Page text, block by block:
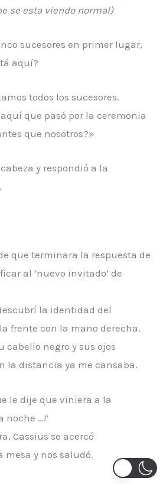
se esta viendo normal)
sucesores en primer lugar,
aquí?
todos los sucesores.
que pasó por la ceremonia
que nosotros?»
y respondió a la
que terminara la respuesta de
al ‘nuevo invitado’ de
la identidad del
frente con la mano derecha.
cabello negro y sus ojos
la distancia ya me cansaba.
le dije que viniera a la
noche …!’
Cassius se acercó
y nos saludó.